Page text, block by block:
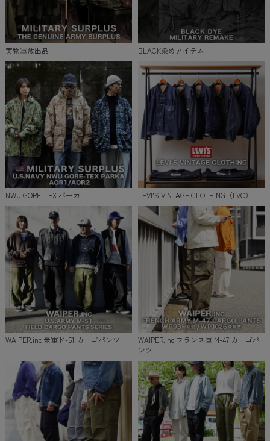
実物軍放出品 BLACK染めアイテム
NWU GORE-TEX パーカ LEVI'S VINTAGE CLOTHING（LVC）
WAIPER.inc 米軍 M-51 カーゴパンツ
WAIPER.inc フランス軍 M-47 カーゴパ
ンツ